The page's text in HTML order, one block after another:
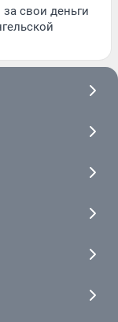
свои деньги